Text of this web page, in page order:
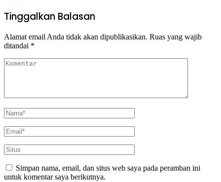
Tinggalkan Balasan
Alamat email Anda tidak akan dipublikasikan. Ruas yang wajib
ditandai *
Simpan nama, email, dan situs web saya pada peramban ini
untuk komentar saya berikutnya.